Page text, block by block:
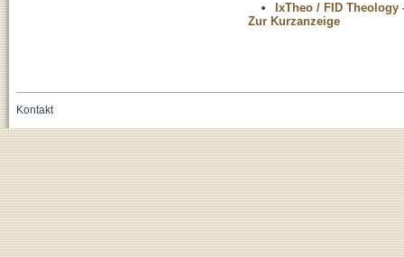
IxTheo / FID Theology
Zur Kurzanzeige
Kontakt